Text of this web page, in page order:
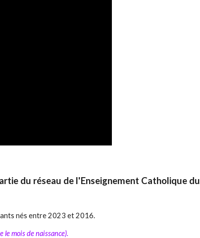
du réseau de l'Enseignement Catholique du
nés entre 2023 et 2016.
le mois de naissance).